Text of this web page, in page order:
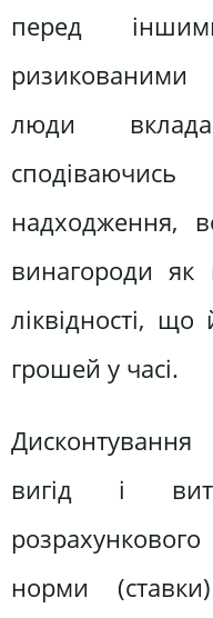
перед
люди
надходження,
винагороди як
ліквідності,
грошей у часі.
вигід і
норми